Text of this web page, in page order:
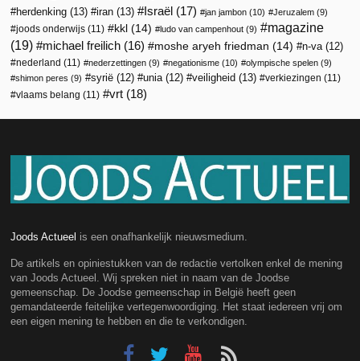
herdenking (13) iran (13) Israël (17) jan jambon (10) Jeruzalem (9)
joods onderwijs (11) kkl (14) ludo van campenhout (9)
magazine
(19)
michael freilich (16) moshe aryeh friedman (14) n-va (12)
nederland (11) nederzettingen (9) negationisme (10) olympische spelen (9)
shimon peres (9) syrië (12) unia (12) veiligheid (13) verkiezingen (11)
vlaams belang (11) vrt (18)
Joods Actueel is een onafhankelijk nieuwsmedium.
De artikels en opiniestukken van de redactie vertolken enkel de mening
van Joods Actueel. Wij spreken niet in naam van de Joodse
gemeenschap. De Joodse gemeenschap in België heeft geen
gemandateerde feitelijke vertegenwoordiging. Het staat iedereen vrij om
een eigen mening te hebben en die te verkondigen.